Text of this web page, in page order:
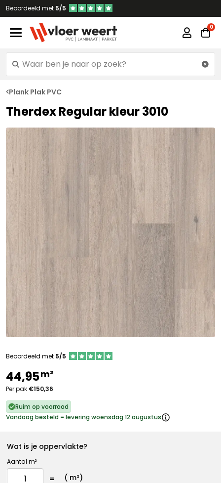
Beoordeeld met 5/5
Plank Plak PVC
Therdex Regular kleur 3010
Beoordeeld met 5/5
44,95m²
Per pak €150,36
Ruim op voorraad
Vandaag besteld = levering woensdag 12 augustus
Wat is je oppervlakte?
Aantal m²
( m²)